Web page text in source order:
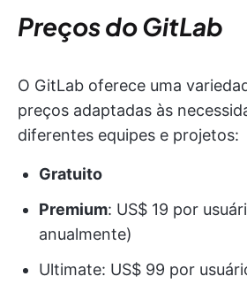
Preços do GitLab
O GitLab oferece uma
preços adaptadas às
diferentes equipes e projetos:
Gratuito
Premium: US$ 19 por
anualmente)
Ultimate: US$ 99 por